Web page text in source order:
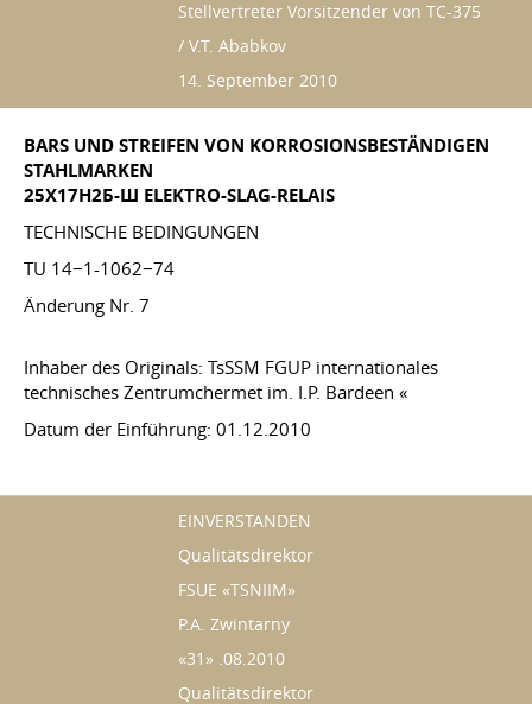
Stellvertreter Vorsitzender von TC-375
/ V.T. Ababkov
14. September 2010
BARS UND STREIFEN VON KORROSIONSBESTÄNDIGEN
STAHLMARKEN
25Х17Н2Б-Ш ELEKTRO-SLAG-RELAIS
TECHNISCHE BEDINGUNGEN
TU 14−1-1062−74
Änderung Nr. 7
Inhaber des Originals: TsSSM FGUP internationales
technisches Zentrumchermet im. I.P. Bardeen «
Datum der Einführung: 01.12.2010
EINVERSTANDEN
Qualitätsdirektor
FSUE «TSNIIM»
P.A. Zwintarny
«31» .08.2010
Qualitätsdirektor